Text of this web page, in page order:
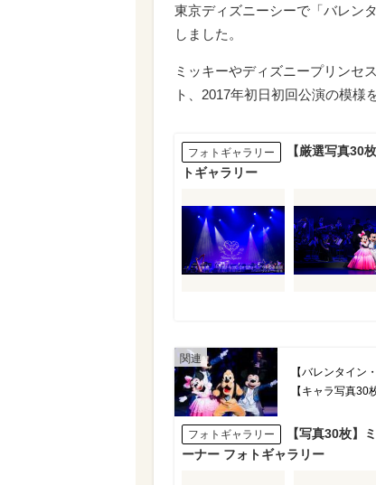
東京ディズニーシーで「バレン
しました。
ミッキーやディズニープリンセ
ト、2017年初日初回公演の模様
フォトギャラリー
【厳選写真30
トギャラリー
【バレンタイン
【キャラ写真30
フォトギャラリー
【写真30枚】
ーナー フォトギャラリー